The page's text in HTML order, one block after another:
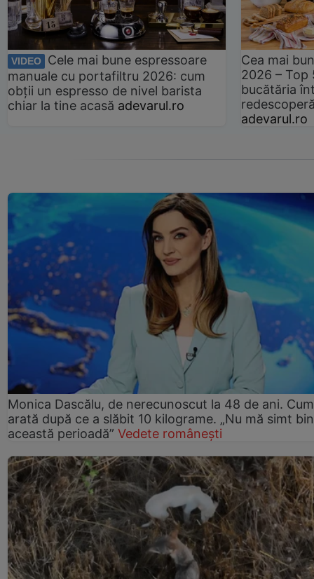
VIDEO
Cele mai bune espressoare
manuale cu portafiltru 2026: cum
obții un espresso de nivel barista
chiar la tine acasă adevarul.ro
Cea mai
2026 –
bucătăria
adevarul.ro
Monica Dascălu, de nerecunoscut la 48 de ani. Cum
arată după ce a slăbit 10 kilograme. „Nu mă simt
această perioadă” Vedete românești